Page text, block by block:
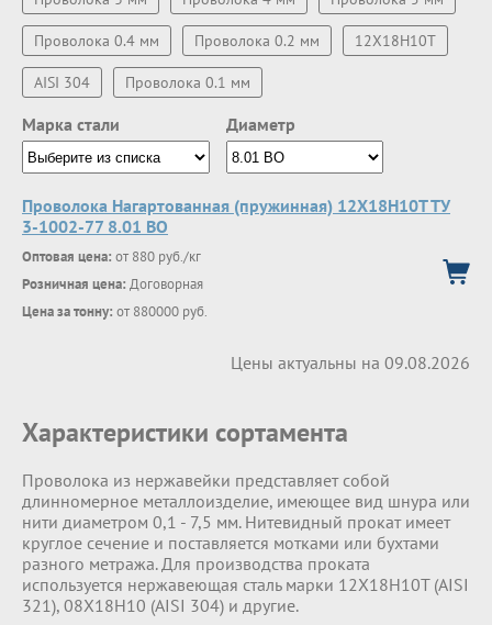
Проволока 0.4 мм Проволока 0.2 мм 12Х18Н10Т
AISI 304 Проволока 0.1 мм
Марка стали Диаметр
Проволока Нагартованная (пружинная) 12Х18Н10Т ТУ
3-1002-77 8.01 ВО
Оптовая цена: от 880 руб./кг
Розничная цена: Договорная
Цена за тонну: от 880000 руб.
Цены актуальны на 09.08.2026
Характеристики сортамента
Проволока из нержавейки представляет собой
длинномерное металлоизделие, имеющее вид шнура или
нити диаметром 0,1 - 7,5 мм. Нитевидный прокат имеет
круглое сечение и поставляется мотками или бухтами
разного метража. Для производства проката
используется нержавеющая сталь марки 12Х18Н10Т (AISI
321), 08Х18Н10 (AISI 304) и другие.